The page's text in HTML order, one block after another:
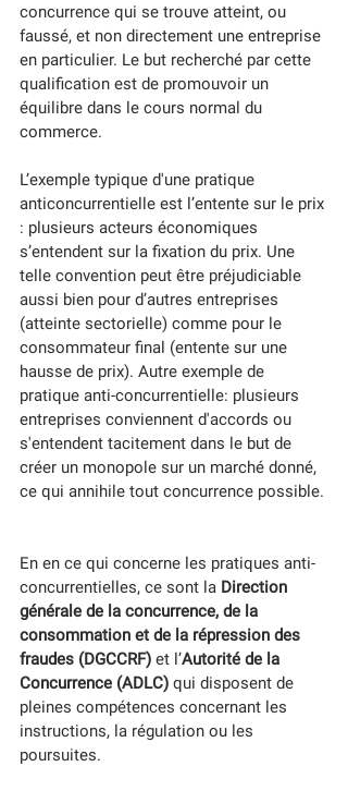
concurrence qui se trouve atteint, ou
faussé, et non directement une entreprise
en particulier. Le but recherché par cette
qualification est de promouvoir un
équilibre dans le cours normal du
commerce.
L’exemple typique d'une pratique
anticoncurrentielle est l’entente sur le prix
: plusieurs acteurs économiques
s’entendent sur la fixation du prix. Une
telle convention peut être préjudiciable
aussi bien pour d’autres entreprises
(atteinte sectorielle) comme pour le
consommateur final (entente sur une
hausse de prix). Autre exemple de
pratique anti-concurrentielle: plusieurs
entreprises conviennent d'accords ou
s'entendent tacitement dans le but de
créer un monopole sur un marché donné,
ce qui annihile tout concurrence possible.
En en ce qui concerne les pratiques anti-
concurrentielles, ce sont la Direction
générale de la concurrence, de la
consommation et de la répression des
fraudes (DGCCRF) et l’Autorité de la
Concurrence (ADLC) qui disposent de
pleines compétences concernant les
instructions, la régulation ou les
poursuites.